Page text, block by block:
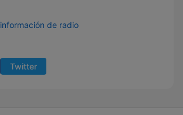
de radio
Twitter